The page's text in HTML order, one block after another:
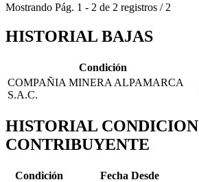
Mostrando Pág. 1 - 2 de 2 registros / 2
HISTORIAL BAJAS
Condición
COMPAÑIA MINERA ALPAMARCA
S.A.C.
HISTORIAL CONDICION
CONTRIBUYENTE
Condición Fecha Desde